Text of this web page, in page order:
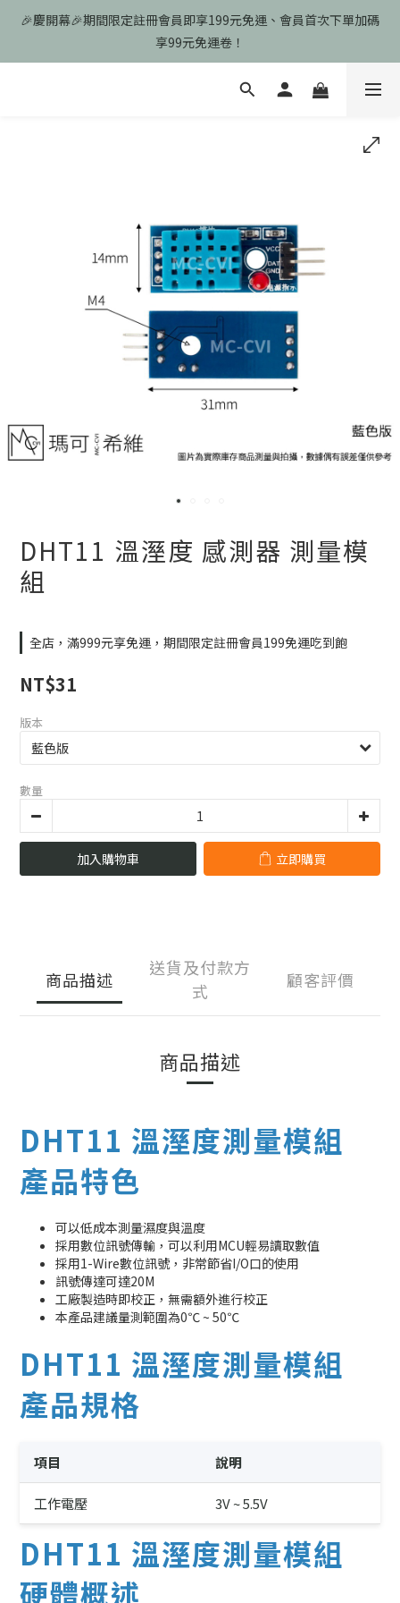
🎉慶開幕🎉期間限定註冊會員即享199元免運、會員首次下單加碼
享99元免運卷！
🎉慶開幕🎉期間限定註冊會員即享199元免運、會員首次下單加碼
享99元免運卷！
歡迎光臨瑪可希維，本站商品皆為台灣現貨、含稅可打統編
🎉慶開幕🎉期間限定註冊會員即享199元免運、會員首次下單加碼
DHT11 溫溼度 感測器 測量模
組
全店，滿999元享免運，期間限定註冊會員199免運吃到飽
NT$31
版本
數量
加入購物車 立即購買
商品描述
送貨及付款方
式
顧客評價
商品描述
DHT11 溫溼度測量模組
產品特色
可以低成本測量濕度與溫度
採用數位訊號傳輸，可以利用MCU輕易讀取數值
採用1-Wire數位訊號，非常節省I/O口的使用
訊號傳達可達20M
工廠製造時即校正，無需額外進行校正
本產品建議量測範圍為0℃ ~ 50℃
DHT11 溫溼度測量模組
產品規格
項目 說明
工作電壓 3V ~ 5.5V
DHT11 溫溼度測量模組
硬體概述